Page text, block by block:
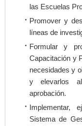
las Escuelas
Promover y
líneas de
Formular y
Capacitación y
necesidades y
y elevarlos
aprobación.
Implementar,
Sistema de